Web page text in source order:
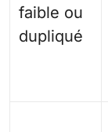
faible ou
dupliqué